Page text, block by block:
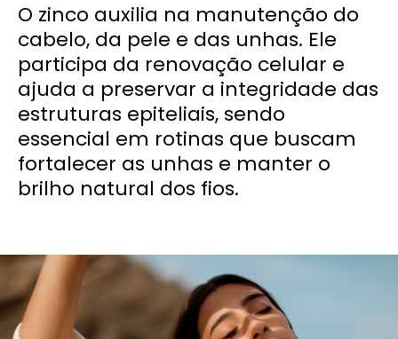
O zinco auxilia na manutenção do
cabelo, da pele e das unhas. Ele
participa da renovação celular e
ajuda a preservar a integridade das
estruturas epiteliais, sendo
essencial em rotinas que buscam
fortalecer as unhas e manter o
brilho natural dos fios.